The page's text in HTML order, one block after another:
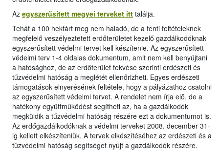
Az egyszerűsített megyei terveket itt találja.
Tehát a 100 hektárt meg nem haladó, de a fenti feltételeknek
megfelelő veszélyeztetett erdőterületet kezelő gazdálkodóknak
egyszerűsített védelmi tervet kell készítenie. Az egyszerűsített
védelmi terv 1-4 oldalas dokumentum, amit nem kell benyújtani
a hatósághoz, de az erdőterület fekvése szerinti erdészeti és
tűzvédelmi hatóság a meglétét ellenőrizheti. Egyes erdészeti
támogatások elnyerésének feltétele, hogy a pályázathoz csatolni
az egyszerűsített védelmi tervet. A rendelet nem írja elő, de a
hatékony együttműködést segítheti az, ha a gazdálkodók
megküldik a tűzvédelmi hatóság részére ezt a dokumentumot is.
Az erdőgazdálkodóknak a védelmi terveket 2008. december 31-
ig kellett elkészíteniük. A tervek elkészítéséhez az erdészeti és a
tűzvédelmi hatóság segítséget nyújt a gazdálkodók részére.